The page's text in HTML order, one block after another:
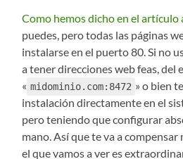
Como hemos dicho en el
puedes, pero todas las páginas
instalarse en el puerto 80. Si no
a tener direcciones web feas, del
« midominio.com:8472 » o bien
instalación directamente en el
pero teniendo que configurar
mano. Así que te va a
el que vamos a ver es